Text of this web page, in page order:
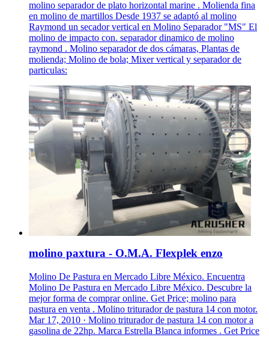
molino separador de plato horizontal marine . Molienda fina
en molino de martillos Desde 1937 se adaptó al molino
Raymond un secador vertical en Molino Separador "MS" El
molino de impacto con. separador dinamico de molino
raymond . Molino separador de dos cámaras, Plantas de
molienda; Molino de bola; Mixer vertical y separador de
particulas:
molino paxtura - O.M.A. Flexplek enzo
Molino De Pastura en Mercado Libre México. Encuentra
Molino De Pastura en Mercado Libre México. Descubre la
mejor forma de comprar online. Get Price; molino para
pastura en venta . Molino triturador de pastura 14 con motor.
Mar 17, 2010 · Molino triturador de pastura 14 con motor a
gasolina de 22hp. Marca Estrella Blanca informes . Get Price